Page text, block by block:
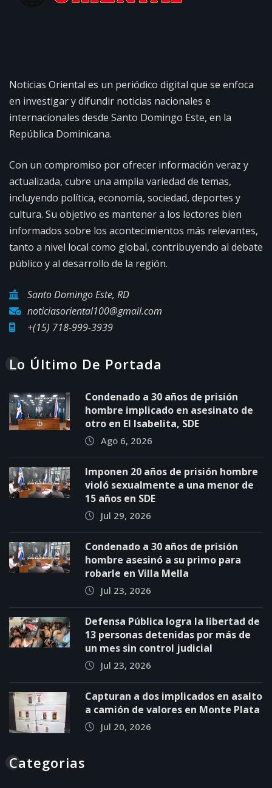
Noticias Oriental es un periódico digital que se enfoca
en investigar y difundir noticias nacionales e
internacionales desde Santo Domingo Este, en la
República Dominicana.
Con un compromiso por ofrecer información veraz y
actualizada, cubre una amplia variedad de temas,
incluyendo política, economía, sociedad, deportes y
cultura. Su objetivo es mantener a los lectores bien
informados sobre los acontecimientos más relevantes,
tanto a nivel local como global, contribuyendo al debate
público y al desarrollo de la región.
Santo Domingo Este, RD
noticiasoriental100@gmail.com
+(15) 718-999-3939
Lo Último De Portada
Condenado a 30 años de prisión
hombre implicado en asesinato de
otro en El Isabelita, SDE
Ago 6, 2026
Imponen 20 años de prisión hombre
violó sexualmente a una menor de
15 años en SDE
Jul 29, 2026
Condenado a 30 años de prisión
hombre asesinó a su primo para
robarle en Villa Mella
Jul 23, 2026
Defensa Pública logra la libertad de
13 personas detenidas por más de
un mes sin control judicial
Jul 23, 2026
Capturan a dos implicados en asalto
a camión de valores en Monte Plata
Jul 20, 2026
Categorias